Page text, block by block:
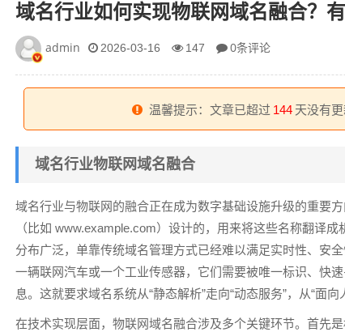
域名行业如何实现物联网域名融合？
admin 2026-03-16 147 0条评论
温馨提示：文章已超过 144 天没有
域名行业物联网域名融合
域名行业与物联网的融合正在成为数字基础设施升级的重要
（比如 www.example.com）设计的，用来将这些名称翻译
分布广泛，单靠传统域名管理方式已经难以满足实时性、安
一辆联网汽车或一个工业传感器，它们需要被唯一标识、快
息。这就要求域名系统从“静态解析”走向“动态服务”，从“面向
在技术实现层面，物联网域名融合涉及多个关键环节。首先